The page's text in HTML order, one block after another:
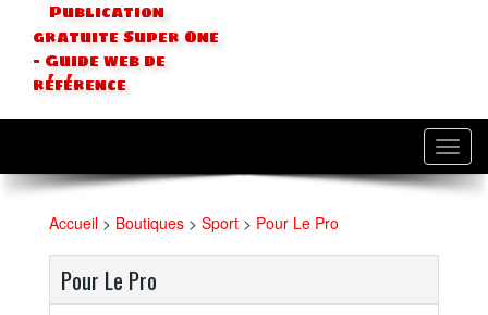
Publication
gratuite Super One
- Guide web de
référence
Accueil > Boutiques > Sport > Pour Le Pro
Pour Le Pro